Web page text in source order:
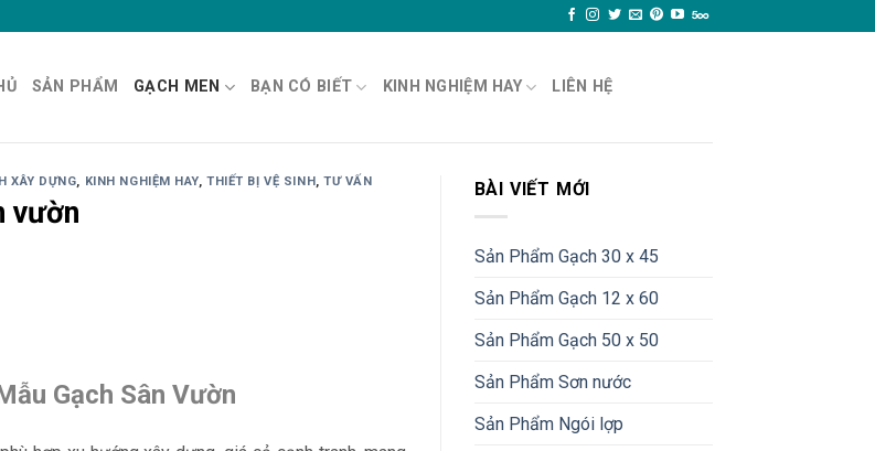
SẢN PHẨM GẠCH MEN BẠN CÓ BIẾT KINH NGHIỆM HAY LIÊN HỆ
XÂY DỰNG, KINH NGHIỆM HAY,THIẾT BỊ VỆ SINH,TƯ VẤN
vườn
Gạch Sân Vườn
BÀI VIẾT MỚI
Sản Phẩm Gạch 30 x 45
Sản Phẩm Gạch 12 x 60
Sản Phẩm Gạch 50 x 50
Sản Phẩm Sơn nước
Sản Phẩm Ngói lợp